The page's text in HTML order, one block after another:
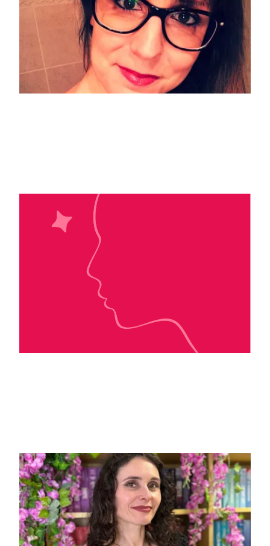
Phoenix B. Asher
Axelle Auclair